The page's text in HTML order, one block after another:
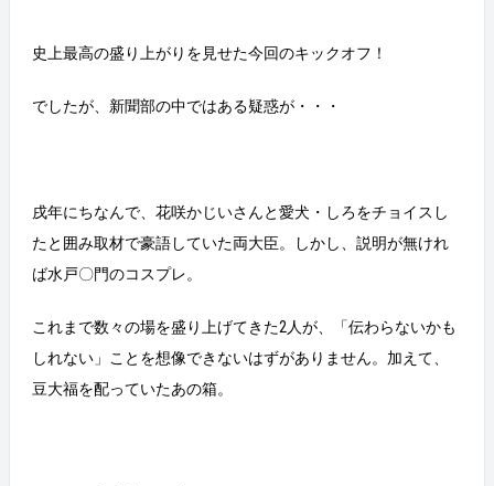
史上最高の盛り上がりを見せた今回のキックオフ！
でしたが、新聞部の中ではある疑惑が・・・
戌年にちなんで、花咲かじいさんと愛犬・しろをチョイスし
たと囲み取材で豪語していた両大臣。しかし、説明が無けれ
ば水戸〇門のコスプレ。
これまで数々の場を盛り上げてきた2人が、「伝わらないかも
しれない」ことを想像できないはずがありません。加えて、
豆大福を配っていたあの箱。